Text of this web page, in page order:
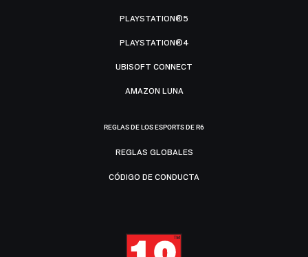
PLAYSTATION®5
PLAYSTATION®4
UBISOFT CONNECT
AMAZON LUNA
REGLAS DE LOS ESPORTS DE R6
REGLAS GLOBALES
CÓDIGO DE CONDUCTA